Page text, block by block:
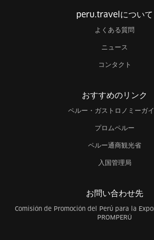
peru.travelについて
よくある質問
ニュース
コンタクト
おすすめのリンク
ペルー・ガストロノミーガ
プロムペルー
ペルー通商観光省
入国管理局
お問い合わせ先
Comisión de Promoción del Perú para la
PROMPERÚ